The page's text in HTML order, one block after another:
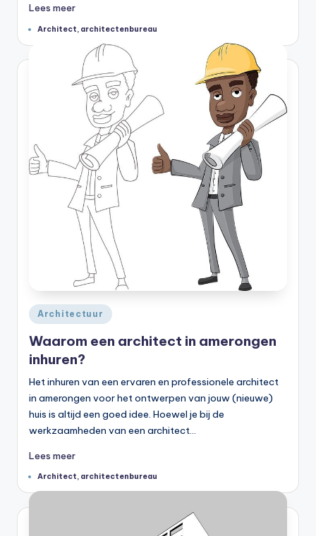
Lees meer
Tags:
Architect, architectenbureau
Geplaatst
in
Architectuur
Waarom een architect in amerongen
inhuren?
Het inhuren van een ervaren en professionele architect
in amerongen voor het ontwerpen van jouw (nieuwe)
huis is altijd een goed idee. Hoewel je bij de
werkzaamheden van een architect…
Lees meer
Tags:
Architect, architectenbureau